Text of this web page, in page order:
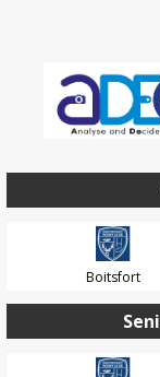
Boitsfort